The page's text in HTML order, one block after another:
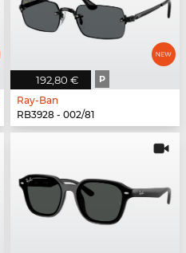
192,80 € P
Ray-Ban
RB3928 - 002/81